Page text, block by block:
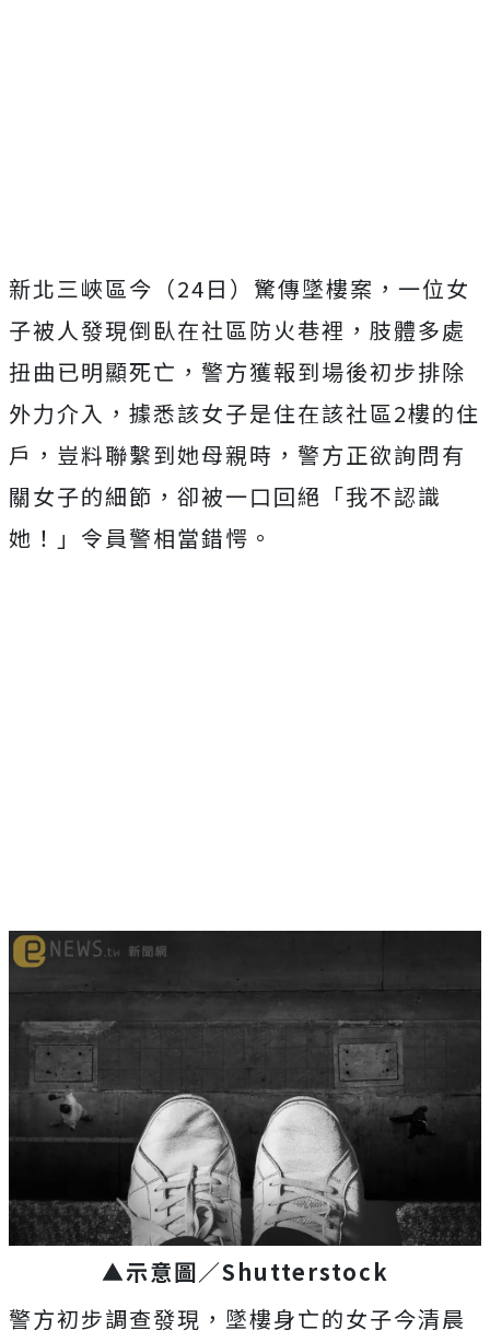
新北三峽區今（24日）驚傳墜樓案，一位女
子被人發現倒臥在社區防火巷裡，肢體多處
扭曲已明顯死亡，警方獲報到場後初步排除
外力介入，據悉該女子是住在該社區2樓的住
戶，豈料聯繫到她母親時，警方正欲詢問有
關女子的細節，卻被一口回絕「我不認識
她！」令員警相當錯愕。
▲示意圖／Shutterstock
警方初步調查發現，墜樓身亡的女子今清晨